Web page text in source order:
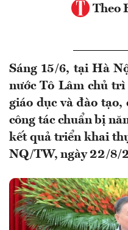
Theo
Sáng 15/6, tại Hà
nước Tô Lâm chủ trì
giáo dục và đào tạo,
công tác chuẩn bị
kết quả triển khai
NQ/TW, ngày 22/8/